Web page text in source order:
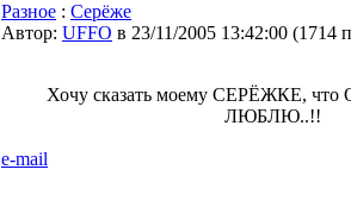
Разное : Серёже
Автор: UFFO в 23/11/2005 13:42:00 (1714
Хочу сказать моему СЕРЁЖКЕ, что
ЛЮБЛЮ..!!
e-mail